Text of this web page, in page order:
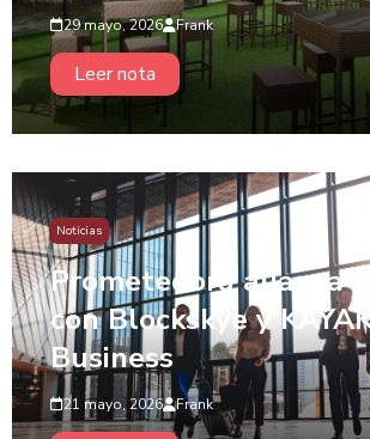
29 mayo, 2026 Frank
Leer nota
Noticias
Prometedora alianza
con Blockskye y
Business
21 mayo, 2026 Frank